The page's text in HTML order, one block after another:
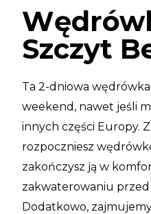
Szczyt
Ta 2-dniowa
weekend, nawet jeśli
innych części Europy.
rozpoczniesz
zakończysz ją w
zakwaterowaniu
Dodatkowo,